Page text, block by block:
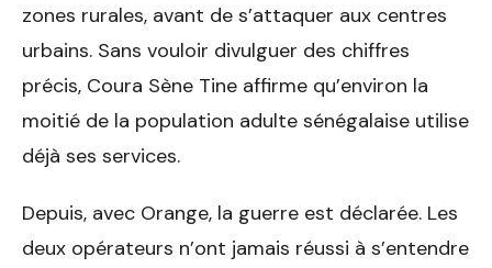
zones rurales, avant de s’attaquer aux centres
urbains. Sans vouloir divulguer des chiffres
précis, Coura Sène Tine affirme qu’environ la
moitié de la population adulte sénégalaise utilise
déjà ses services.
Depuis, avec Orange, la guerre est déclarée. Les
deux opérateurs n’ont jamais réussi à s’entendre